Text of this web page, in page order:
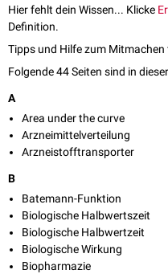
Hier fehlt dein Wissen... Klicke
Definition.
Tipps und Hilfe zum
Folgende 44 Seiten sind in
A
Area under the curve
Arzneimittelverteilung
Arzneistofftransporter
B
Batemann-Funktion
Biologische Halbwertszeit
Biologische Halbwertzeit
Biologische Wirkung
Biopharmazie